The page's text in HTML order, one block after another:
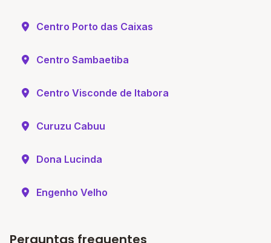
Centro Porto das Caixas
Centro Sambaetiba
Centro Visconde de Itabora
Curuzu Cabuu
Dona Lucinda
Engenho Velho
Perguntas frequentes